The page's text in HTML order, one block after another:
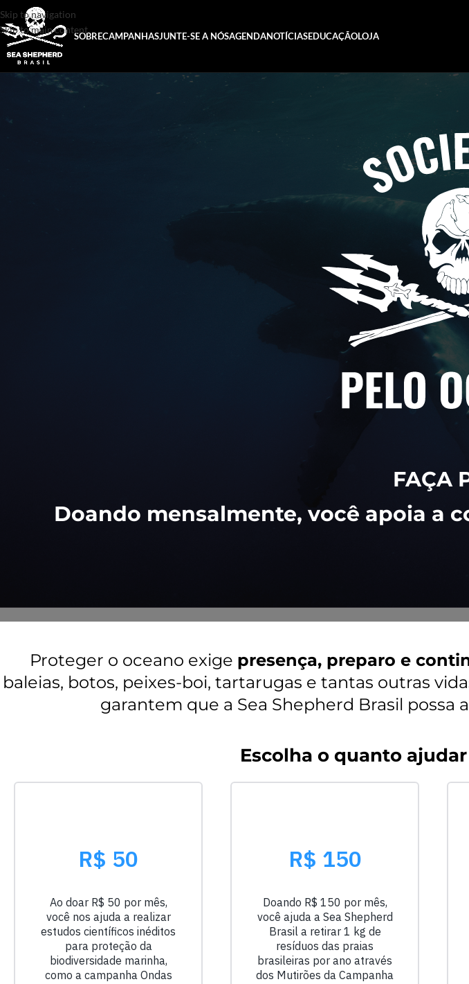
Skip to navigation
Skip to main content
SOBRECAMPANHASJUNTE-SE A NÓSAGENDANOTÍCIASEDUCAÇÃOLOJA
FAÇA
Doando mensalmente, você apoia a
Proteger o oceano exige presença, preparo e
baleias, botos, peixes-boi, tartarugas e tantas outras
garantem que a Sea Shepherd Brasil possa
Escolha o quanto